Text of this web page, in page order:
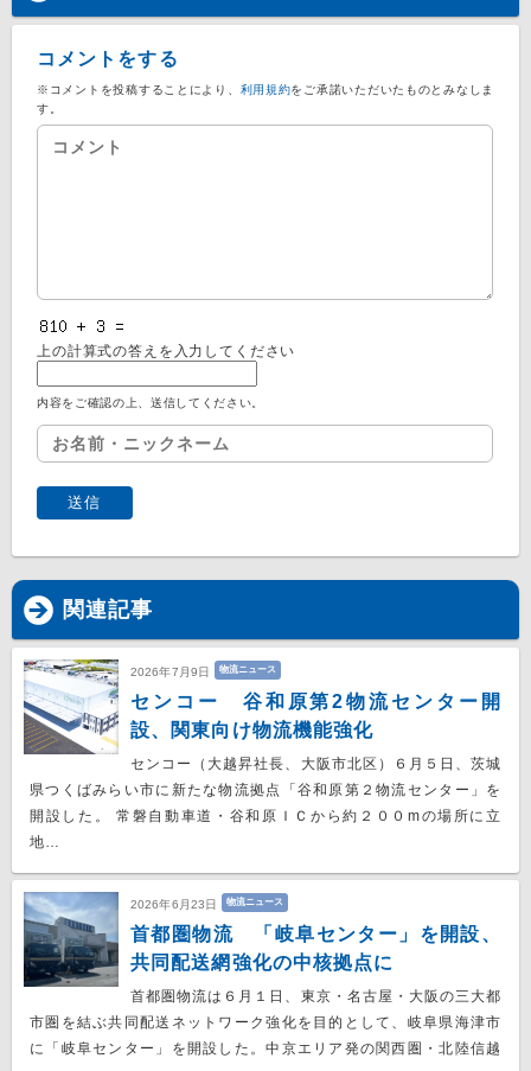
コメントをする
※コメントを投稿することにより、 利用規約をご承諾いただいたものとみなしま
す。
上の計算式の答えを入力してください
内容をご確認の上、送信してください。
関連記事
2026年7月9日 物流ニュース
センコー 谷和原第2物流センター開
設、関東向け物流機能強化
センコー（大越昇社長、大阪市北区）６月５日、茨城
県つくばみらい市に新たな物流拠点「谷和原第２物流センター」を
開設した。 常磐自動車道・谷和原ＩＣから約２００mの場所に立
地…
2026年6月23日 物流ニュース
首都圏物流 「岐阜センター」を開設、
共同配送網強化の中核拠点に
首都圏物流は６月１日、東京・名古屋・大阪の三大都
市圏を結ぶ共同配送ネットワーク強化を目的として、岐阜県海津市
に「岐阜センター」を開設した。中京エリア発の関西圏・北陸信越